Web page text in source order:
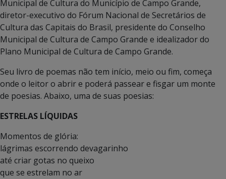
Municipal de Cultura do Município de Campo Grande,
diretor-executivo do Fórum Nacional de Secretários de
Cultura das Capitais do Brasil, presidente do Conselho
Municipal de Cultura de Campo Grande e idealizador do
Plano Municipal de Cultura de Campo Grande.
Seu livro de poemas não tem início, meio ou fim, começa
onde o leitor o abrir e poderá passear e fisgar um monte
de poesias. Abaixo, uma de suas poesias:
ESTRELAS LÍQUIDAS
Momentos de glória:
lágrimas escorrendo devagarinho
até criar gotas no queixo
que se estrelam no ar